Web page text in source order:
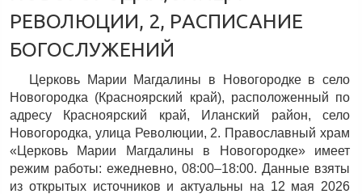
РЕВОЛЮЦИИ, 2, РАСПИСАНИЕ
БОГОСЛУЖЕНИЙ
Церковь Марии Магдалины в Новогородке в село
Новогородка (Красноярский край), расположенный по
адресу Красноярский край, Иланский район, село
Новогородка, улица Революции, 2. Православный храм
«Церковь Марии Магдалины в Новогородке» имеет
режим работы: ежедневно, 08:00–18:00. Данные взяты
из открытых источников и актуальны на 12 мая 2026